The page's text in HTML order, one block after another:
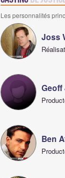
Les personnalités
Joss
Ben